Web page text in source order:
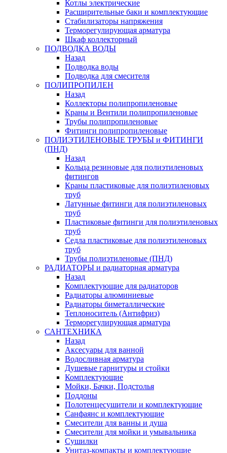
Котлы электрические
Расширительные баки и комплектующие
Стабилизаторы напряжения
Терморегулирующая арматура
Шкаф коллекторный
ПОДВОДКА ВОДЫ
Назад
Подводка воды
Подводка для смесителя
ПОЛИПРОПИЛЕН
Назад
Коллекторы полипропиленовые
Краны и Вентили полипропиленовые
Трубы полипропиленовые
Фитинги полипропиленовые
ПОЛИЭТИЛЕНОВЫЕ ТРУБЫ и ФИТИНГИ
(ПНД)
Назад
Кольца резиновые для полиэтиленовых
фитингов
Краны пластиковые для полиэтиленовых
труб
Латунные фитинги для полиэтиленовых
труб
Пластиковые фитинги для полиэтиленовых
труб
Седла пластиковые для полиэтиленовых
труб
Трубы полиэтиленовые (ПНД)
РАДИАТОРЫ и радиаторная арматура
Назад
Комплектующие для радиаторов
Радиаторы алюминиевые
Радиаторы биметаллические
Теплоноситель (Антифриз)
Терморегулирующая арматура
САНТЕХНИКА
Назад
Аксесуары для ванной
Водосливная арматура
Душевые гарнитуры и стойки
Комплектующие
Мойки, Бачки, Подстолья
Поддоны
Полотенцесушители и комплектующие
Санфаянс и комплектующие
Смесители для ванны и душа
Смесители для мойки и умывальника
Сушилки
Унитаз-компакты и комплектующие